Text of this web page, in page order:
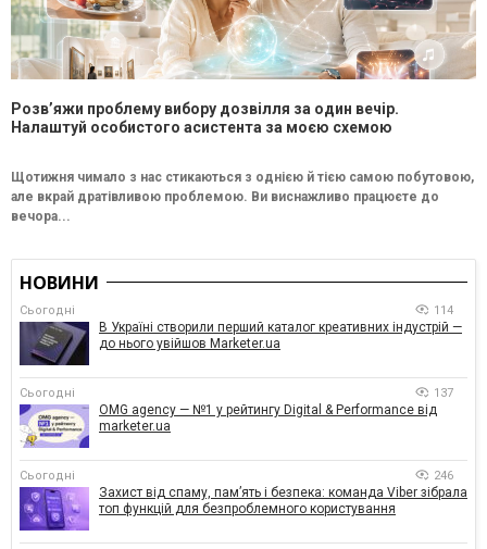
Розв’яжи проблему вибору дозвілля за один вечір.
Налаштуй особистого асистента за моєю схемою
Щотижня чимало з нас стикаються з однією й тією самою побутовою,
але вкрай дратівливою проблемою. Ви виснажливо працюєте до
вечора...
НОВИНИ
Сьогодні 114
В Україні створили перший каталог креативних індустрій —
до нього увійшов Marketer.ua
Сьогодні 137
OMG agency — №1 у рейтингу Digital & Performance від
marketer.ua
Сьогодні 246
Захист від спаму, памʼять і безпека: команда Viber зібрала
топ функцій для безпроблемного користування